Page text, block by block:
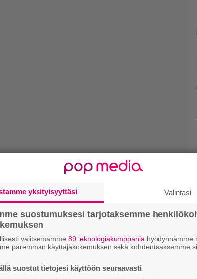
yksityisyyttäsi Valintasi
suostumuksesi tarjotaksemme
valitsemamme 89 teknologiakumppania hyödynnämme
paremman käyttäjäkokemuksen sekä kohdentaaksemme
suostut tietojesi käyttöön seuraavasti